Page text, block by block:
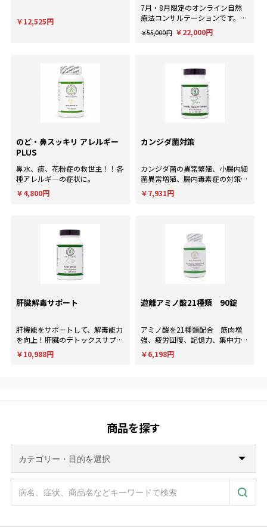
￥12,525円
7月・8月限定のオンライン自然
療法コンサルテーションです。AI
による一般的な回答ではなく、臨
床経験にもとづいた個別のアドバ
￥55,000円 ￥22,000円
のど・鼻スッキリ アレルギー
PLUS
鼻水、痰、花粉症の救世主！！各
種アレルギ―の症状に。
￥4,800円
カンジダ菌対策
カンジダ菌の異常繁殖、小腸内細
菌異常増殖、腸内毒素症の対策
に！
￥7,931円
肝臓解毒サポート
肝機能をサポートして、解毒能力
を向上！肝臓のデトックスサプリ
メント。
￥10,988円
遊離アミノ酸21種類 90錠
アミノ酸を21種類配合 筋肉増
強、疲労回復、記憶力、集中力、
判断力など様々な用途に使用され
ます。
￥6,198円
商品を探す